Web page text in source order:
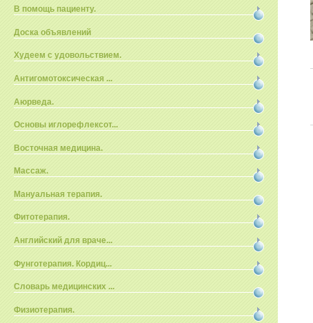
В помощь пациенту.
Доска объявлений
Худеем с удовольствием.
Антигомотоксическая ...
Аюрведа.
Основы иглорефлексот...
Восточная медицина.
Массаж.
Мануальная терапия.
Фитотерапия.
Английский для враче...
Фунготерапия. Кордиц...
Словарь медицинских ...
Физиотерапия.